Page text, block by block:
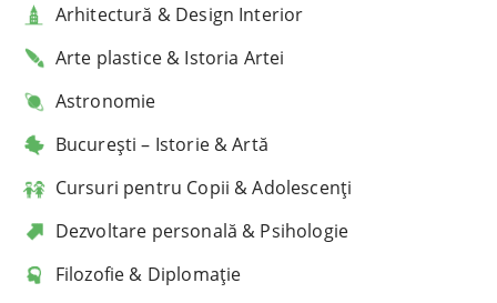
Arhitectură & Design Interior
Arte plastice & Istoria Artei
Astronomie
București – Istorie & Artă
Cursuri pentru Copii & Adolescenți
Dezvoltare personală & Psihologie
Filozofie & Diplomație